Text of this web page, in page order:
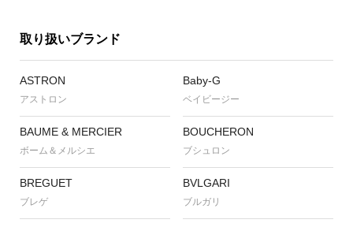
取り扱いブランド
ASTRON
アストロン
Baby-G
ベイビージー
BAUME & MERCIER
ボーム＆メルシエ
BOUCHERON
ブシュロン
BREGUET
ブレゲ
BVLGARI
ブルガリ